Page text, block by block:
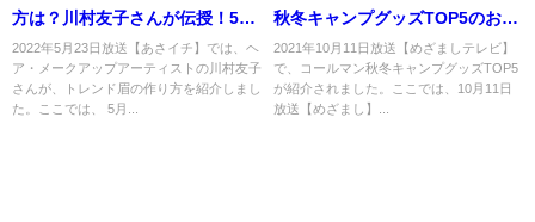
方は？川村友子さんが伝授！5月
30日
2022年5月23日放送【あさイチ】では、ヘ
ア・メークアップアーティストの川村友子
さんが、トレンド眉の作り方を紹介しまし
た。ここでは、 5月...
秋冬キャンプグッズTOP5のお取
り寄せ！ファイアーディスク
も？10月11日
2021年10月11日放送【めざましテレビ】
で、コールマン秋冬キャンプグッズTOP5
が紹介されました。ここでは、10月11日
放送【めざまし】...